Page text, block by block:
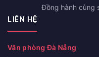
Đồng hành cùng
LIÊN HỆ
Văn phòng Đà Nẵng